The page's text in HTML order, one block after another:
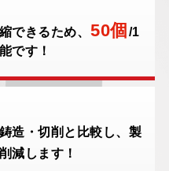
できるため、 50個 /1
です！
造・切削と比較し、 製
減します！